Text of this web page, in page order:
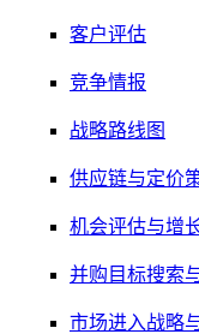
客户评估
竞争情报
战略路线图
供应链与定价
机会评估与增
并购目标搜索
市场进入战略